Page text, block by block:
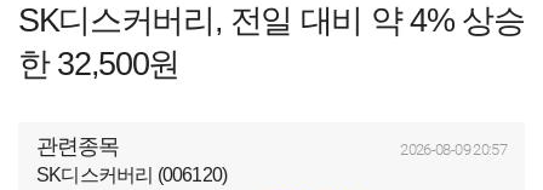
SK디스커버리, 전일 대비 약 4% 상승
한 32,500원
관련종목 2026-08-09 20:57
SK디스커버리 (006120)